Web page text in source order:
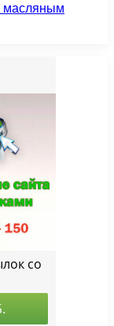
масляным